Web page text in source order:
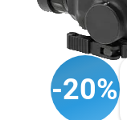
-20%